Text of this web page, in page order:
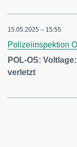
15.05.2025 – 15:55
Polizeiinspektion
POL-OS:
verletzt